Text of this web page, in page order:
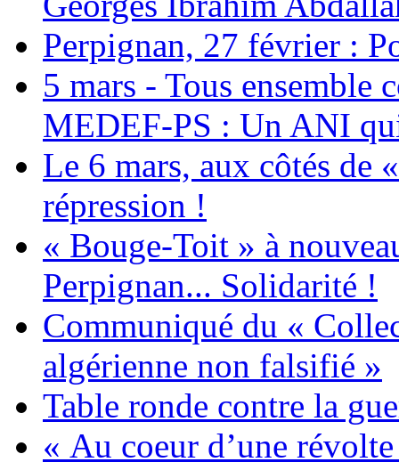
Perpignan, 27 février :
5 mars - Tous ensemble
MEDEF-PS : Un ANI
Le 6 mars, aux côtés de
répression !
« Bouge-Toit » à
Perpignan... Solidarité !
Communiqué du «
algérienne non falsifié »
Table ronde contre la
« Au coeur d’une